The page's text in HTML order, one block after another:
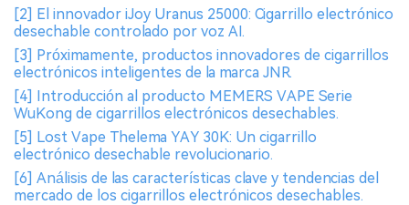
[2] El innovador iJoy Uranus 25000: Cigarrillo electrónico
desechable controlado por voz AI.
[3] Próximamente, productos innovadores de cigarrillos
electrónicos inteligentes de la marca JNR.
[4] Introducción al producto MEMERS VAPE Serie
WuKong de cigarrillos electrónicos desechables.
[5] Lost Vape Thelema YAY 30K: Un cigarrillo
electrónico desechable revolucionario.
[6] Análisis de las características clave y tendencias del
mercado de los cigarrillos electrónicos desechables.